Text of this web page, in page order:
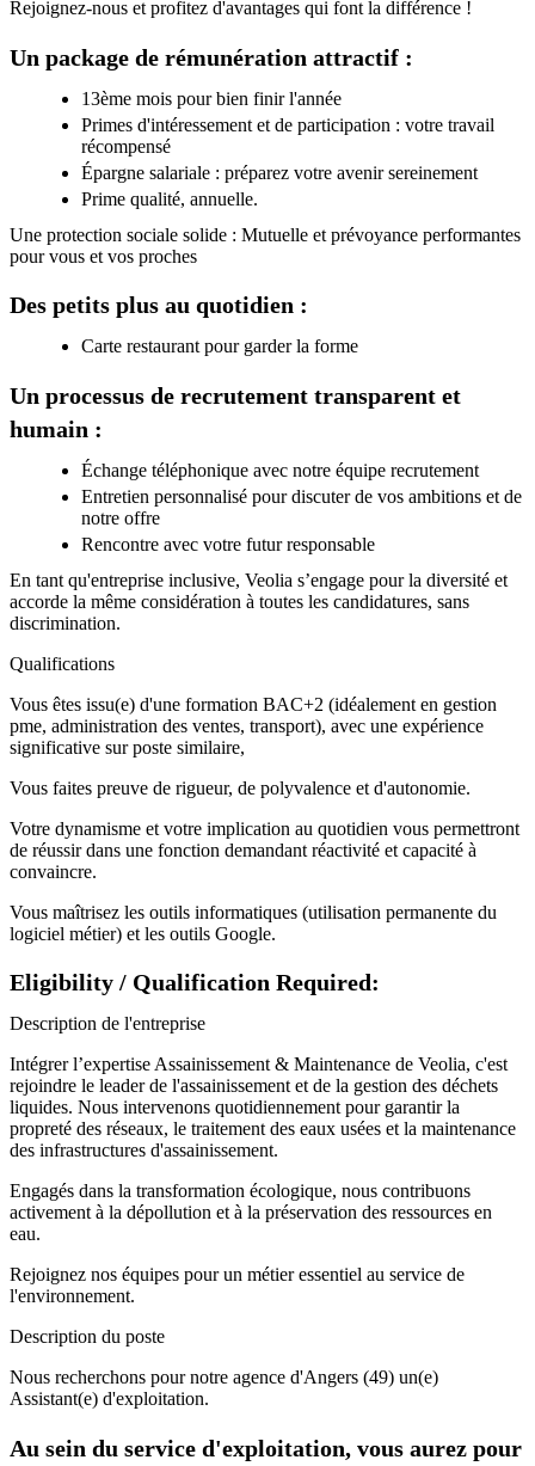
Rejoignez-nous et profitez d'avantages qui font la différence !
Un package de rémunération attractif :
13ème mois pour bien finir l'année
Primes d'intéressement et de participation : votre travail
récompensé
Épargne salariale : préparez votre avenir sereinement
Prime qualité, annuelle.
Une protection sociale solide : Mutuelle et prévoyance performantes
pour vous et vos proches
Des petits plus au quotidien :
Carte restaurant pour garder la forme
Un processus de recrutement transparent et
humain :
Échange téléphonique avec notre équipe recrutement
Entretien personnalisé pour discuter de vos ambitions et de
notre offre
Rencontre avec votre futur responsable
En tant qu'entreprise inclusive, Veolia s’engage pour la diversité et
accorde la même considération à toutes les candidatures, sans
discrimination.
Qualifications
Vous êtes issu(e) d'une formation BAC+2 (idéalement en gestion
pme, administration des ventes, transport), avec une expérience
significative sur poste similaire,
Vous faites preuve de rigueur, de polyvalence et d'autonomie.
Votre dynamisme et votre implication au quotidien vous permettront
de réussir dans une fonction demandant réactivité et capacité à
convaincre.
Vous maîtrisez les outils informatiques (utilisation permanente du
logiciel métier) et les outils Google.
Eligibility / Qualification Required:
Description de l'entreprise
Intégrer l’expertise Assainissement & Maintenance de Veolia, c'est
rejoindre le leader de l'assainissement et de la gestion des déchets
liquides. Nous intervenons quotidiennement pour garantir la
propreté des réseaux, le traitement des eaux usées et la maintenance
des infrastructures d'assainissement.
Engagés dans la transformation écologique, nous contribuons
activement à la dépollution et à la préservation des ressources en
eau.
Rejoignez nos équipes pour un métier essentiel au service de
l'environnement.
Description du poste
Nous recherchons pour notre agence d'Angers (49) un(e)
Assistant(e) d'exploitation.
Au sein du service d'exploitation, vous aurez pour